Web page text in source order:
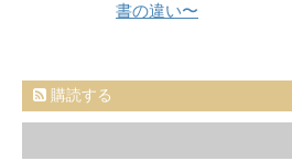
書の違い〜
購読する